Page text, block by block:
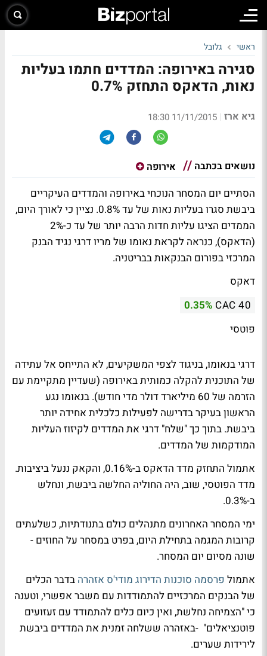
ראשי גלובל
סגירה באירופה: המדדים חתמו בעליות
נאות, הדאקס התחזק 0.7%
גיא ארז |
11/11/2015 18:30
נושאים בכתבה אירופה
הסתיים יום המסחר הנוכחי באירופה והמדדים העיקריים
ביבשת סגרו בעליות נאות של עד 0.8%. נציין כי לאורך היום,
הממדים הציגו עליות חדות הרבה יותר של עד כ-2%
(הדאקס), כנראה לקראת נאומו של מריו דרגי נגיד הבנק
המרכזי בפורום הבנקאות בבריטניה.
דאקס
CAC 40
0.35%
פוטסי
דרגי בנאומו, בניגוד לצפי המשקיעים, לא התייחס אל עתידה
של התוכנית להקלה כמותית באירופה (שעדיין מתקיימת עם
הזרמה של 60 מיליארד דולר מדי חודש). בנאומו נגע
הראשון בעיקר בדרישה לפעילות כלכלית אחידה יותר
ביבשת. בתוך כך "שלח" דרגי את המדדים לקיזוז העליות
המודקמות של המדדים.
אתמול התחזק מדד הדאקס ב-0.16%, והקאק ננעל ביציבות.
מדד הפוטסי, שוב, היה החוליה החלשה ביבשת, ונחלש
ב-0.3%.
ימי המסחר האחרונים מתנהלים כולם בתנודתיות, כשלעתים
קרובות המגמה בתחילת היום, בפרט במסחר על החוזים -
שונה מסיום יום המסחר.
אתמול פרסמה סוכנות הדירוג מודי'ס אזהרה בדבר הכלים
של הבנקים המרכזיים להתמודדות עם משבר אפשרי, וטענה
כי "הצמיחה נחלשת, ואין כיום כלים להתמודד עם זעזועים
פוטנציאלים" -באזהרה ששלחה זמנית את המדדים ביבשת
לירידות שערים.